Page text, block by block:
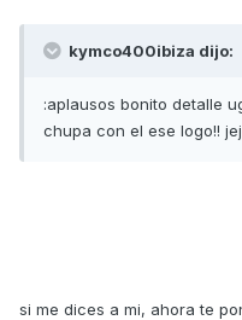
kymco400ibiza dijo:
:aplausos bonito detalle
chupa con el ese logo!!
si me dices a mi, ahora te